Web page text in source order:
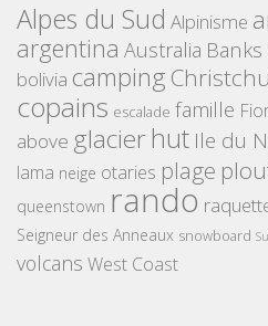
Alpes du Sud Alpinisme
argentina Australia
bolivia camping
copains escalade famille
above glacierhut Ile du
lama neige otaries plage
queenstown rando
Seigneur des Anneaux snowboard
volcans West Coast